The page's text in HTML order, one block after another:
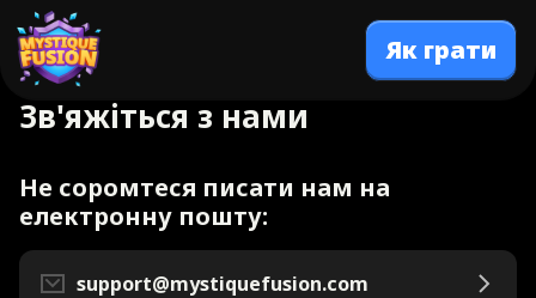
Як грати
Зв'яжіться з нами
Не соромтеся писати нам на
електронну пошту:
support@mystiquefusion.com